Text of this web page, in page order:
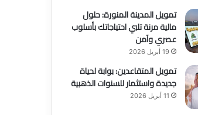
تمويل المدينة المنورة: حلول
مالية مرنة تلبي احتياجاتك بأسلوب
عصري وآمن
19 أبريل 2026
تمويل المتقاعدين: بوابة لحياة
جديدة واستثمار للسنوات الذهبية
11 أبريل 2026